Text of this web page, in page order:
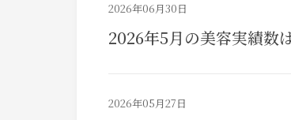
2026年06月30日
2026年5月の美容実績数
2026年05月27日